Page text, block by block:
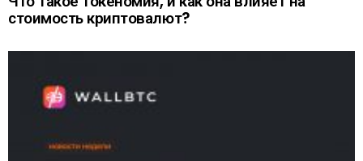
стоимость криптовалют?